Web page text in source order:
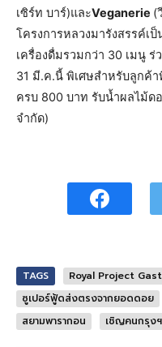
เซิร์ท บาร์)และVeganerie (
โครงการหลวงมารังสรรค์เ
เครื่องดื่มรวมกว่า 30 เมนู
31 มี.ค.นี้ พิเศษสำหรับลูกค้
ครบ 800 บาท รับน้ำผลไม้
จำกัด)
TAGS
Royal Project
ซูเปอร์ฟู้ดส่งตรงจากยอดดอย
สยามพารากอน
เชิญคนกรุง